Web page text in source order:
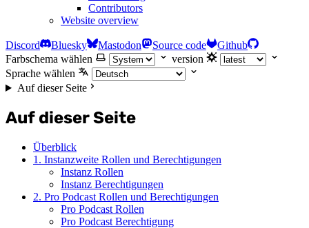
Contributors
Website overview
Discord Bluesky Mastodon Source code
Github
Farbschema wählen
version
Sprache wählen
Auf dieser Seite
Auf dieser Seite
Überblick
1. Instanzweite Rollen und Berechtigungen
Instanz Rollen
Instanz Berechtigungen
2. Pro Podcast Rollen und Berechtigungen
Pro Podcast Rollen
Pro Podcast Berechtigung